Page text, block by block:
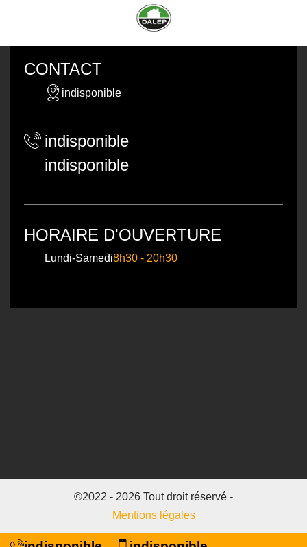
CONTACT
indisponible
indisponible
indisponible
HORAIRE D'OUVERTURE
Lundi-Samedi8h30 - 20h30
©2022 - 2026 Tout droit réservé -
Mentions légales